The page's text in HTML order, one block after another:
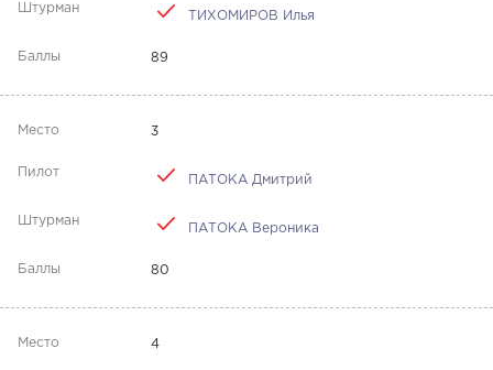
ТИХОМИРОВ Илья
89
3
ПАТОКА Дмитрий
ПАТОКА Вероника
80
4